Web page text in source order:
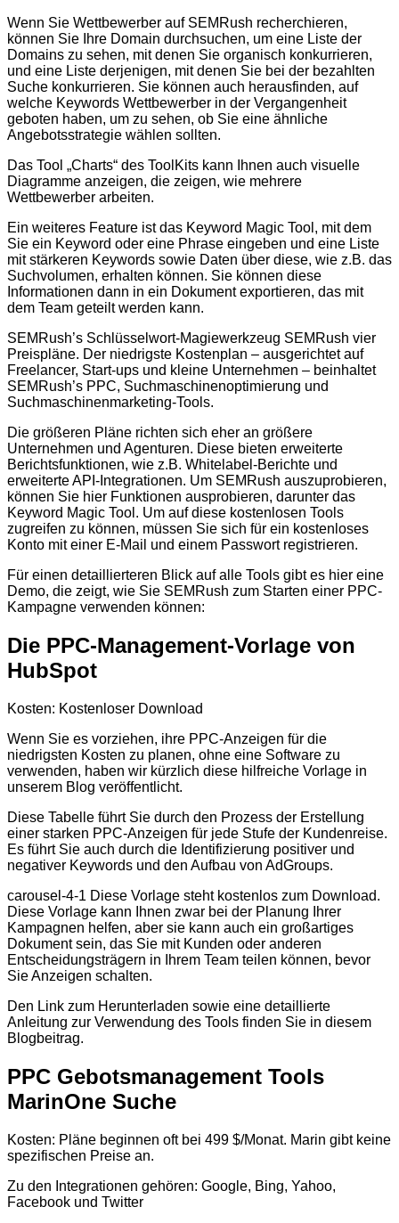
Wenn Sie Wettbewerber auf SEMRush recherchieren,
können Sie Ihre Domain durchsuchen, um eine Liste der
Domains zu sehen, mit denen Sie organisch konkurrieren,
und eine Liste derjenigen, mit denen Sie bei der bezahlten
Suche konkurrieren. Sie können auch herausfinden, auf
welche Keywords Wettbewerber in der Vergangenheit
geboten haben, um zu sehen, ob Sie eine ähnliche
Angebotsstrategie wählen sollten.
Das Tool „Charts“ des ToolKits kann Ihnen auch visuelle
Diagramme anzeigen, die zeigen, wie mehrere
Wettbewerber arbeiten.
Ein weiteres Feature ist das Keyword Magic Tool, mit dem
Sie ein Keyword oder eine Phrase eingeben und eine Liste
mit stärkeren Keywords sowie Daten über diese, wie z.B. das
Suchvolumen, erhalten können. Sie können diese
Informationen dann in ein Dokument exportieren, das mit
dem Team geteilt werden kann.
SEMRush’s Schlüsselwort-Magiewerkzeug SEMRush vier
Preispläne. Der niedrigste Kostenplan – ausgerichtet auf
Freelancer, Start-ups und kleine Unternehmen – beinhaltet
SEMRush’s PPC, Suchmaschinenoptimierung und
Suchmaschinenmarketing-Tools.
Die größeren Pläne richten sich eher an größere
Unternehmen und Agenturen. Diese bieten erweiterte
Berichtsfunktionen, wie z.B. Whitelabel-Berichte und
erweiterte API-Integrationen. Um SEMRush auszuprobieren,
können Sie hier Funktionen ausprobieren, darunter das
Keyword Magic Tool. Um auf diese kostenlosen Tools
zugreifen zu können, müssen Sie sich für ein kostenloses
Konto mit einer E-Mail und einem Passwort registrieren.
Für einen detaillierteren Blick auf alle Tools gibt es hier eine
Demo, die zeigt, wie Sie SEMRush zum Starten einer PPC-
Kampagne verwenden können:
Die PPC-Management-Vorlage von
HubSpot
Kosten: Kostenloser Download
Wenn Sie es vorziehen, ihre PPC-Anzeigen für die
niedrigsten Kosten zu planen, ohne eine Software zu
verwenden, haben wir kürzlich diese hilfreiche Vorlage in
unserem Blog veröffentlicht.
Diese Tabelle führt Sie durch den Prozess der Erstellung
einer starken PPC-Anzeigen für jede Stufe der Kundenreise.
Es führt Sie auch durch die Identifizierung positiver und
negativer Keywords und den Aufbau von AdGroups.
carousel-4-1 Diese Vorlage steht kostenlos zum Download.
Diese Vorlage kann Ihnen zwar bei der Planung Ihrer
Kampagnen helfen, aber sie kann auch ein großartiges
Dokument sein, das Sie mit Kunden oder anderen
Entscheidungsträgern in Ihrem Team teilen können, bevor
Sie Anzeigen schalten.
Den Link zum Herunterladen sowie eine detaillierte
Anleitung zur Verwendung des Tools finden Sie in diesem
Blogbeitrag.
PPC Gebotsmanagement Tools
MarinOne Suche
Kosten: Pläne beginnen oft bei 499 $/Monat. Marin gibt keine
spezifischen Preise an.
Zu den Integrationen gehören: Google, Bing, Yahoo,
Facebook und Twitter